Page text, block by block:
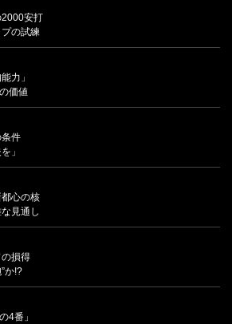
安打
の試練
力」
価値
件
」
心の核
見通し
損得
か!?
4番」